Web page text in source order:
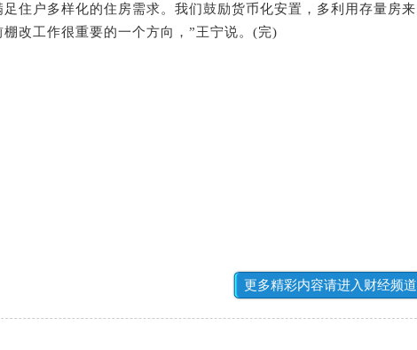
足住户多样化的住房需求。我们鼓励货币化安置，多利用存量房来
改工作很重要的一个方向，”王宁说。(完)
更多精彩内容请进入财经频道